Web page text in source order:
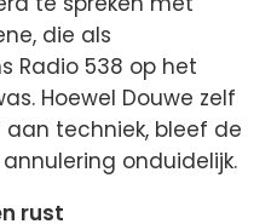
die als
Radio 538 op het
Hoewel Douwe zelf
techniek, bleef de
onduidelijk.
rust